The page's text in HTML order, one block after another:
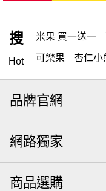
搜
Hot
米果 買一送一
可樂果 杏仁小
無調味 全聯
萬歲開心果
全聯 拜拜 洋
薯條
南瓜子 每日
卡廸那 95℃鮮脆
品牌官網
網路獨家
商品選購